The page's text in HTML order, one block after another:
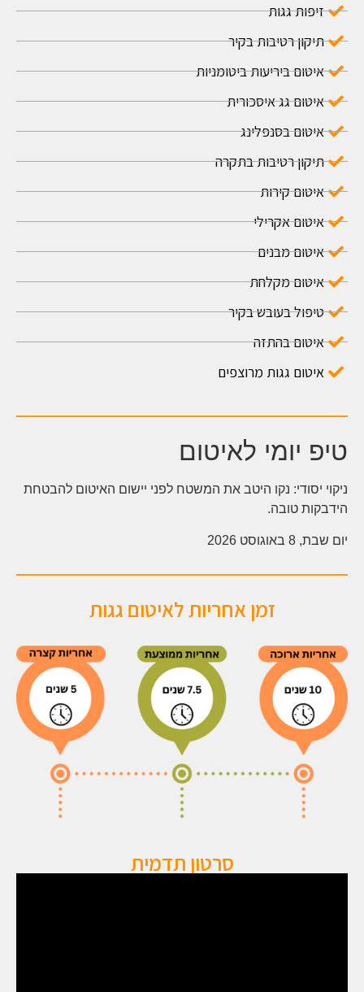
זיפות גגות
תיקון רטיבות בקיר
איטום ביריעות ביטומניות
איטום גג איסכורית
איטום בסנפלינג
תיקון רטיבות בתקרה
איטום קירות
איטום אקרילי
איטום מבנים
איטום מקלחת
טיפול בעובש בקיר
איטום בהתזה
איטום גגות מרוצפים
טיפ יומי לאיטום
ניקוי יסודי: נקו היטב את המשטח לפני יישום האיטום להבטחת
הידבקות טובה.
יום שבת, 8 באוגוסט 2026
זמן אחריות לאיטום גגות
סרטון תדמית